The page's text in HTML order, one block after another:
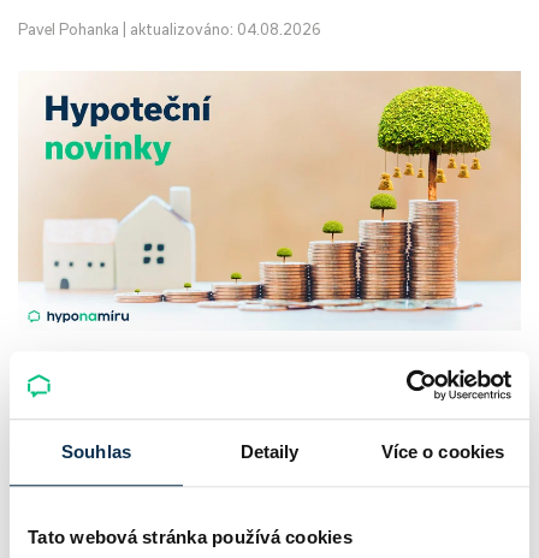
Souhlas Detaily Více o cookies
Tato webová stránka používá cookies
Pavel Pohanka aktualizováno: 04.08.2026
UniCredit Bank od 27.7.2026 zdražuje
hypotéky, zatímco Raiffeisenbank
prodloužila slevu do 6.9.2026
sazby zůstávají pod tlakem a část bank pokračuje v jejich